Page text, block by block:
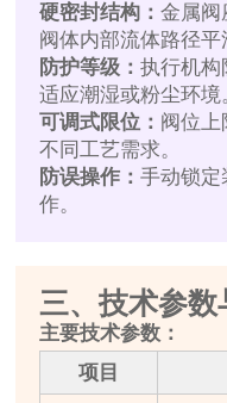
硬密封结构：金属阀
阀体内部流体路径平
防护等级：执行机构
适应潮湿或粉尘环境
可调式限位： 阀位上
不同工艺需求。
防误操作：手动锁定
作。
三、技术参数
主要技术参数：
项目